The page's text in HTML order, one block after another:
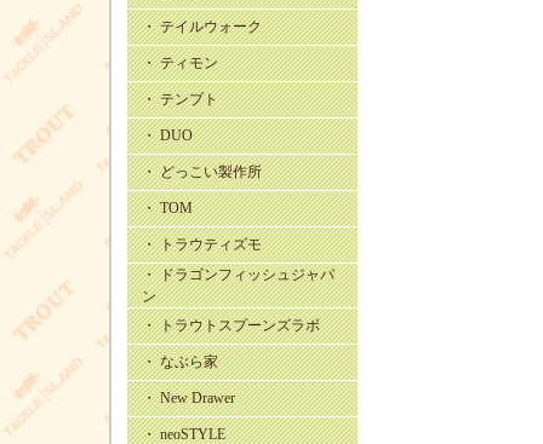
・ テイルウォーク
・ ティモン
・ テンプト
・ DUO
・ どっこい製作所
・ TOM
・ トラウティズモ
・ ドラゴンフィッシュジャパ
ン
・ トラウトスプーンズラボ
・ なぶら家
・ New Drawer
・ neoSTYLE